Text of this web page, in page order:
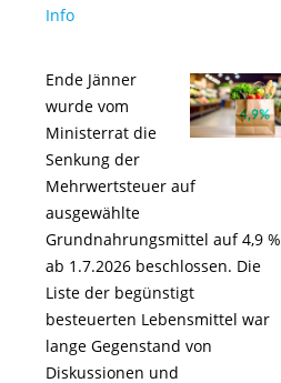
Info
Ende Jänner
wurde vom
Ministerrat die
Senkung der
Mehrwertsteuer auf
ausgewählte
Grundnahrungsmittel auf 4,9 %
ab 1.7.2026 beschlossen. Die
Liste der begünstigt
besteuerten Lebensmittel war
lange Gegenstand von
Diskussionen und